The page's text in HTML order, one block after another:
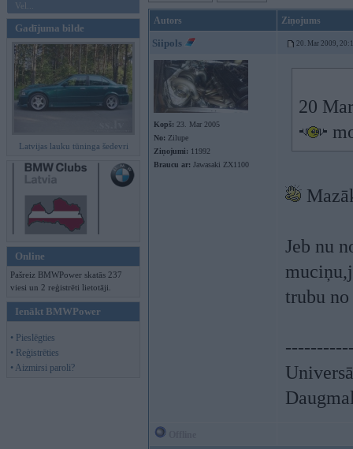
Vel...
Gadījuma bilde
Latvijas lauku tūninga šedevri
Online
Pašreiz BMWPower skatās 237
viesi un 2 reģistrēti lietotāji.
Ienākt BMWPower
• Pieslēgties
• Reģistrēties
• Aizmirsi paroli?
Autors Ziņojums
Siipols 20. Mar 2009,
Kopš: 23. Mar 2005
No: Zilupe
Ziņojumi: 11992
Braucu ar: Jawasaki ZX1100
20
Jeb nu
trubu